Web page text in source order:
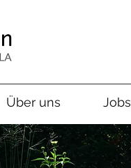
Über uns Jobs